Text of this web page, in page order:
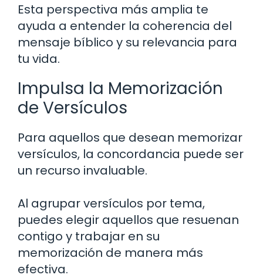
Esta perspectiva más amplia te
ayuda a entender la coherencia del
mensaje bíblico y su relevancia para
tu vida.
Impulsa la Memorización
de Versículos
Para aquellos que desean memorizar
versículos, la concordancia puede ser
un recurso invaluable.
Al agrupar versículos por tema,
puedes elegir aquellos que resuenan
contigo y trabajar en su
memorización de manera más
efectiva.